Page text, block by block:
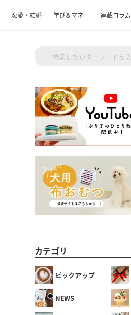
恋愛・結婚 学び＆マネー 連載コラム
カテゴリ
ピックアップ
NEWS